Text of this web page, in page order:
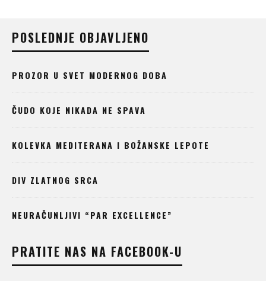
POSLEDNJE OBJAVLJENO
PROZOR U SVET MODERNOG DOBA
ČUDO KOJE NIKADA NE SPAVA
KOLEVKA MEDITERANA I BOŽANSKE LEPOTE
DIV ZLATNOG SRCA
NEURAČUNLJIVI “PAR EXCELLENCE”
PRATITE NAS NA FACEBOOK-U